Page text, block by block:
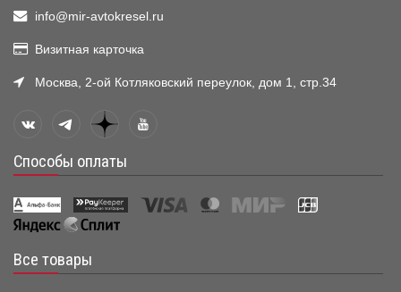
info@mir-avtokresel.ru
Визитная карточка
Москва, 2-ой Котляковский переулок, дом 1, стр.34
Способы оплаты
Все товары